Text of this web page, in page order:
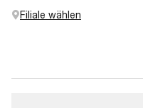
Filiale wählen